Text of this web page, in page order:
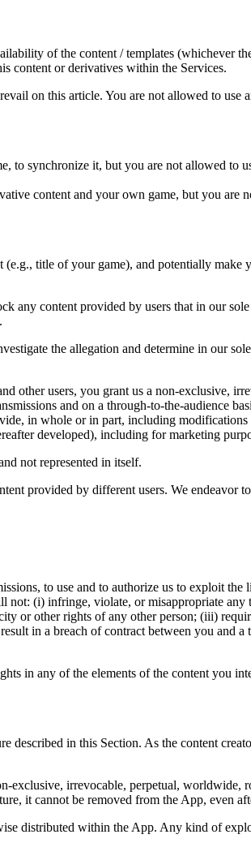
of the content / templates (whichever
content or derivatives within the Services.
on this article. You are not allowed to use
to synchronize it, but you are not allowed to
content and your own game, but you are
title of your game), and potentially
any content provided by users that in our
the allegation and determine in our
other users, you grant us a non-exclusive,
and on a through-to-the-audience
in whole or in part, including
developed), including for marketing
not represented in itself.
provided by different users. We endeavor
to use and to authorize us to exploit
not: (i) infringe, violate, or misappropriate
or other rights of any other person; (iii)
in a breach of contract between you and
in any of the elements of the content you
in this Section. As the content
irrevocable, perpetual,
it cannot be removed from the App, even
distributed within the App. Any kind of